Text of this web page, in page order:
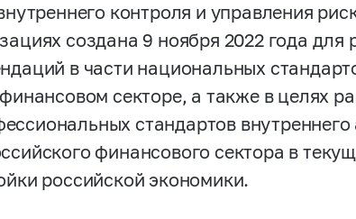
контроля и управления
создана 9 ноября 2022 года для
в части национальных
секторе, а также в целях
стандартов внутреннего
финансового сектора в
российской экономики.